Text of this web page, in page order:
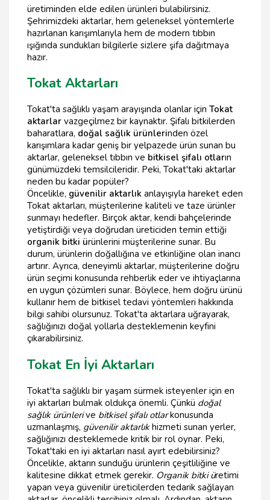
üretiminden elde edilen ürünleri bulabilirsiniz.
Şehrimizdeki aktarlar, hem geleneksel yöntemlerle
hazırlanan karışımlarıyla hem de modern tıbbın
ışığında sundukları bilgilerle sizlere şifa dağıtmaya
hazır.
Tokat Aktarları
Tokat'ta sağlıklı yaşam arayışında olanlar için Tokat
aktarlar vazgeçilmez bir kaynaktır. Şifalı bitkilerden
baharatlara, doğal sağlık ürünlerinden özel
karışımlara kadar geniş bir yelpazede ürün sunan bu
aktarlar, geleneksel tıbbın ve bitkisel şifalı otların
günümüzdeki temsilcileridir. Peki, Tokat'taki aktarlar
neden bu kadar popüler?
Öncelikle, güvenilir aktarlık anlayışıyla hareket eden
Tokat aktarları, müşterilerine kaliteli ve taze ürünler
sunmayı hedefler. Birçok aktar, kendi bahçelerinde
yetiştirdiği veya doğrudan üreticiden temin ettiği
organik bitki ürünlerini müşterilerine sunar. Bu
durum, ürünlerin doğallığına ve etkinliğine olan inancı
artırır. Ayrıca, deneyimli aktarlar, müşterilerine doğru
ürün seçimi konusunda rehberlik eder ve ihtiyaçlarına
en uygun çözümleri sunar. Böylece, hem doğru ürünü
kullanır hem de bitkisel tedavi yöntemleri hakkında
bilgi sahibi olursunuz. Tokat'ta aktarlara uğrayarak,
sağlığınızı doğal yollarla desteklemenin keyfini
çıkarabilirsiniz.
Tokat En İyi Aktarları
Tokat'ta sağlıklı bir yaşam sürmek isteyenler için en
iyi aktarları bulmak oldukça önemli. Çünkü doğal
sağlık ürünlerive bitkisel şifalı otlarkonusunda
uzmanlaşmış, güvenilir aktarlıkhizmeti sunan yerler,
sağlığınızı desteklemede kritik bir rol oynar. Peki,
Tokat'taki en iyi aktarları nasıl ayırt edebilirsiniz?
Öncelikle, aktarın sunduğu ürünlerin çeşitliliğine ve
kalitesine dikkat etmek gerekir. Organik bitki üretimi
yapan veya güvenilir üreticilerden tedarik sağlayan